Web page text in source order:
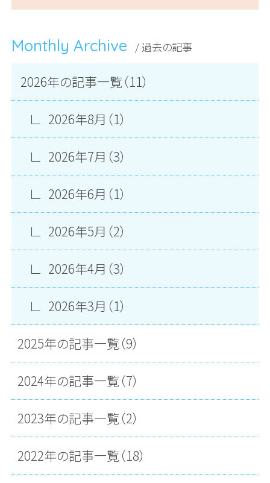
Monthly Archive / 過去の記事
2026年の記事一覧（11）
2026年8月（1）
2026年7月（3）
2026年6月（1）
2026年5月（2）
2026年4月（3）
2026年3月（1）
2025年の記事一覧（9）
2024年の記事一覧（7）
2023年の記事一覧（2）
2022年の記事一覧（18）